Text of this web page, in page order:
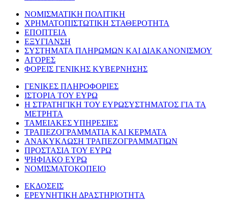
ΝΟΜΙΣΜΑΤΙΚΗ ΠΟΛΙΤΙΚΗ
ΧΡΗΜΑΤΟΠΙΣΤΩΤΙΚΗ ΣΤΑΘΕΡΟΤΗΤΑ
ΕΠΟΠΤΕΙΑ
ΕΞΥΓΙΑΝΣΗ
ΣΥΣΤΗΜΑΤΑ ΠΛΗΡΩΜΩΝ ΚΑΙ ΔΙΑΚΑΝΟΝΙΣΜΟΥ
ΑΓΟΡΕΣ
ΦΟΡΕΙΣ ΓΕΝΙΚΗΣ ΚΥΒΕΡΝΗΣΗΣ
ΓΕΝΙΚΕΣ ΠΛΗΡΟΦΟΡΙΕΣ
ΙΣΤΟΡΙΑ ΤΟΥ ΕΥΡΩ
Η ΣΤΡΑΤΗΓΙΚΗ ΤΟΥ ΕΥΡΩΣΥΣΤΗΜΑΤΟΣ ΓΙΑ ΤΑ
ΜΕΤΡΗΤΑ
ΤΑΜΕΙΑΚΕΣ ΥΠΗΡΕΣΙΕΣ
ΤΡΑΠΕΖΟΓΡΑΜΜΑΤΙΑ ΚΑΙ ΚΕΡΜΑΤΑ
ΑΝΑΚΥΚΛΩΣΗ ΤΡΑΠΕΖΟΓΡΑΜΜΑΤΙΩΝ
ΠΡΟΣΤΑΣΙΑ ΤΟΥ ΕΥΡΩ
ΨΗΦΙΑΚΟ ΕΥΡΩ
ΝΟΜΙΣΜΑΤΟΚΟΠΕΙΟ
ΕΚΔΟΣΕΙΣ
ΕΡΕΥΝΗΤΙΚΗ ΔΡΑΣΤΗΡΙΟΤΗΤΑ